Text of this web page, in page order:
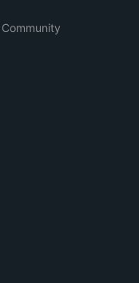
Community